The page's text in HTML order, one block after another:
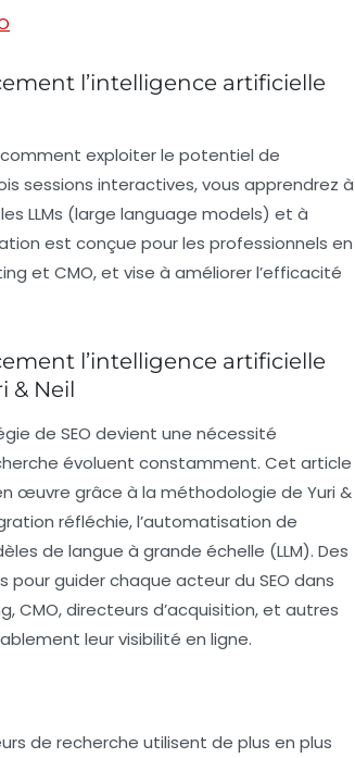
l’intelligence artificielle
exploiter le potentiel de
sessions interactives, vous apprendrez à
LLMs (large language models) et à
est conçue pour les professionnels en
et CMO, et vise à améliorer l’efficacité
l’intelligence artificielle
& Neil
de SEO devient une nécessité
évoluent constamment. Cet article
œuvre grâce à la méthodologie de Yuri &
réfléchie, l’automatisation de
de langue à grande échelle (LLM). Des
guider chaque acteur du SEO dans
CMO, directeurs d’acquisition, et autres
leur visibilité en ligne.
de recherche utilisent de plus en plus